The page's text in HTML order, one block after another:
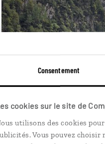
Consentement
cookies sur le site de
utilisons des cookies
Vous pouvez choisir
Ribambelle
Circuit autotour famille
Adriatique…